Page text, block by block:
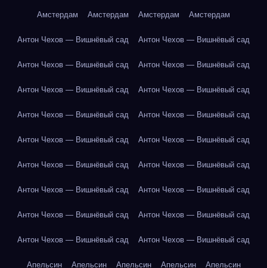
Амстердам Амстердам Амстердам Амстердам
Антон Чехов — Вишнёвый сад Антон Чехов — Вишнёвый сад
Антон Чехов — Вишнёвый сад Антон Чехов — Вишнёвый сад
Антон Чехов — Вишнёвый сад Антон Чехов — Вишнёвый сад
Антон Чехов — Вишнёвый сад Антон Чехов — Вишнёвый сад
Антон Чехов — Вишнёвый сад Антон Чехов — Вишнёвый сад
Антон Чехов — Вишнёвый сад Антон Чехов — Вишнёвый сад
Антон Чехов — Вишнёвый сад Антон Чехов — Вишнёвый сад
Антон Чехов — Вишнёвый сад Антон Чехов — Вишнёвый сад
Антон Чехов — Вишнёвый сад Антон Чехов — Вишнёвый сад
Апельсин Апельсин Апельсин Апельсин Апельсин